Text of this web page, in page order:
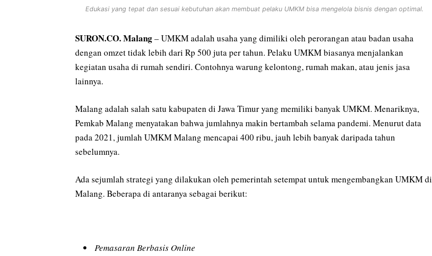
Edukasi yang tepat dan sesuai kebutuhan akan membuat pelaku UMKM bisa mengelola bisnis dengan optimal.
SURON.CO. Malang– UMKM adalah usaha yang dimiliki oleh perorangan atau badan usaha
dengan omzet tidak lebih dari Rp 500 juta per tahun. Pelaku UMKM biasanya menjalankan
kegiatan usaha di rumah sendiri. Contohnya warung kelontong, rumah makan, atau jenis jasa
lainnya.
Malang adalah salah satu kabupaten di Jawa Timur yang memiliki banyak UMKM. Menariknya,
Pemkab Malang menyatakan bahwa jumlahnya makin bertambah selama pandemi. Menurut data
pada 2021, jumlah UMKM Malang mencapai 400 ribu, jauh lebih banyak daripada tahun
sebelumnya.
Ada sejumlah strategi yang dilakukan oleh pemerintah setempat untuk mengembangkan UMKM di
Malang. Beberapa di antaranya sebagai berikut:
Pemasaran Berbasis Online